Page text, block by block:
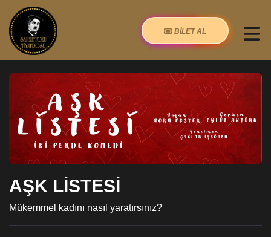
BİLET AL
AŞK LİSTESİ
Mükemmel kadını nasıl yaratırsınız?